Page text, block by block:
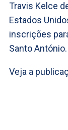
Travis Kelce
Estados
inscrições
Santo António.
Veja a